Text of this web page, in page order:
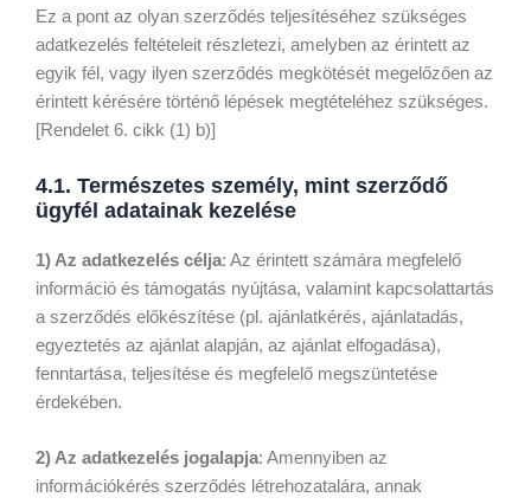
Ez a pont az olyan szerződés teljesítéséhez szükséges
adatkezelés feltételeit részletezi, amelyben az érintett az
egyik fél, vagy ilyen szerződés megkötését megelőzően az
érintett kérésére történő lépések megtételéhez szükséges.
[Rendelet 6. cikk (1) b)]
4.1. Természetes személy, mint szerződő
ügyfél adatainak kezelése
1) Az adatkezelés célja: Az érintett számára megfelelő
információ és támogatás nyújtása, valamint kapcsolattartás
a szerződés előkészítése (pl. ajánlatkérés, ajánlatadás,
egyeztetés az ajánlat alapján, az ajánlat elfogadása),
fenntartása, teljesítése és megfelelő megszüntetése
érdekében.
2) Az adatkezelés jogalapja: Amennyiben az
információkérés szerződés létrehozatalára, annak